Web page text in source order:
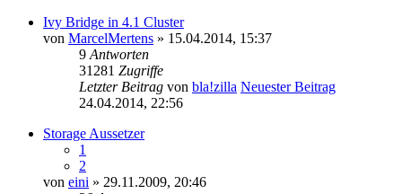
Ivy Bridge in 4.1 Cluster
von MarcelMertens » 15.04.2014, 15:37
9 Antworten
31281 Zugriffe
Letzter Beitrag von bla!zilla Neuester Beitrag
24.04.2014, 22:56
Storage Aussetzer
1
2
von eini » 29.11.2009, 20:46